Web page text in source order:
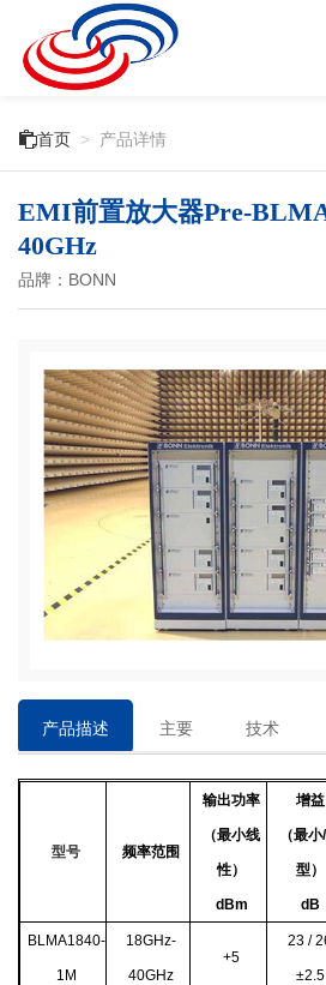
首页 > 产品详情
EMI前置放大器Pre-
40GHz
品牌：BONN
产品描述
主要
技术
型号 频率范围
输出功率
（最小线
性）
dBm
增益
（最
型）
dB
BLMA1840-
1M
18GHz-
40GHz
+5
23 /
±2.5